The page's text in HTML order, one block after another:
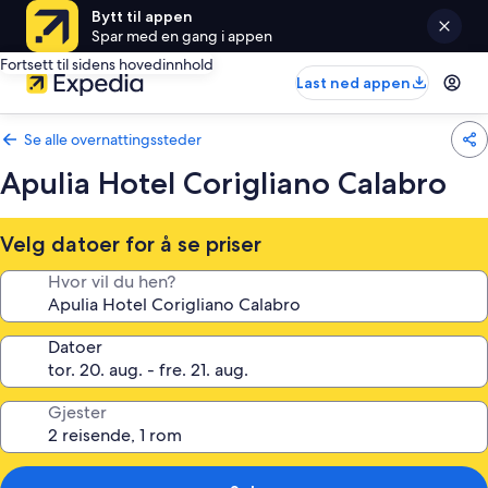
Bytt til appen
Spar med en gang i appen
Fortsett til sidens hovedinnhold
Last ned appen
Se alle overnattingssteder
Apulia Hotel Corigliano Calabro
Velg datoer for å se priser
Hvor vil du hen?
Datoer
Gjester